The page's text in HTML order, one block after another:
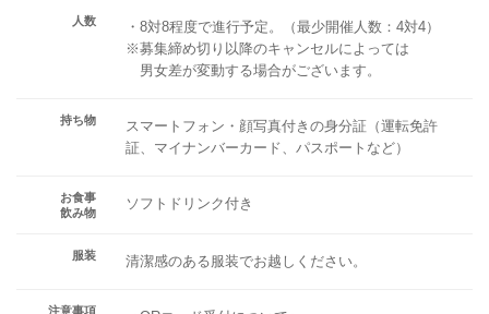
人数
・8対8程度で進行予定。（最少開催人数：4対4）
※募集締め切り以降のキャンセルによっては
男女差が変動する場合がございます。
持ち物
スマートフォン・顔写真付きの身分証（運転免許
証、マイナンバーカード、パスポートなど）
お食事
飲み物
ソフトドリンク付き
服装 清潔感のある服装でお越しください。
注意事項